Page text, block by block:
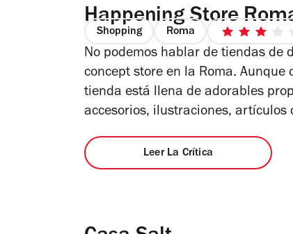
Happening Store
Shopping Roma
3
de
5
No podemos hablar de tiendas de
concept store en la Roma.
tienda está llena de adorables
accesorios, ilustraciones, artículos
Leer La Crítica